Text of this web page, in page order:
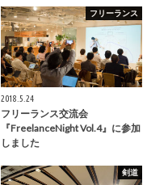
フリーランス
2018.5.24
フリーランス交流会
『FreelanceNight Vol.4』に参加
しました
剣道